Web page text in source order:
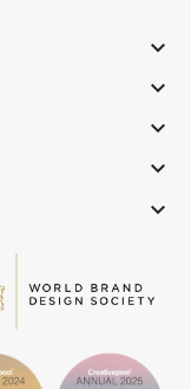
keyboard_arrow_down
keyboard_arrow_down
keyboard_arrow_down
keyboard_arrow_down
keyboard_arrow_down